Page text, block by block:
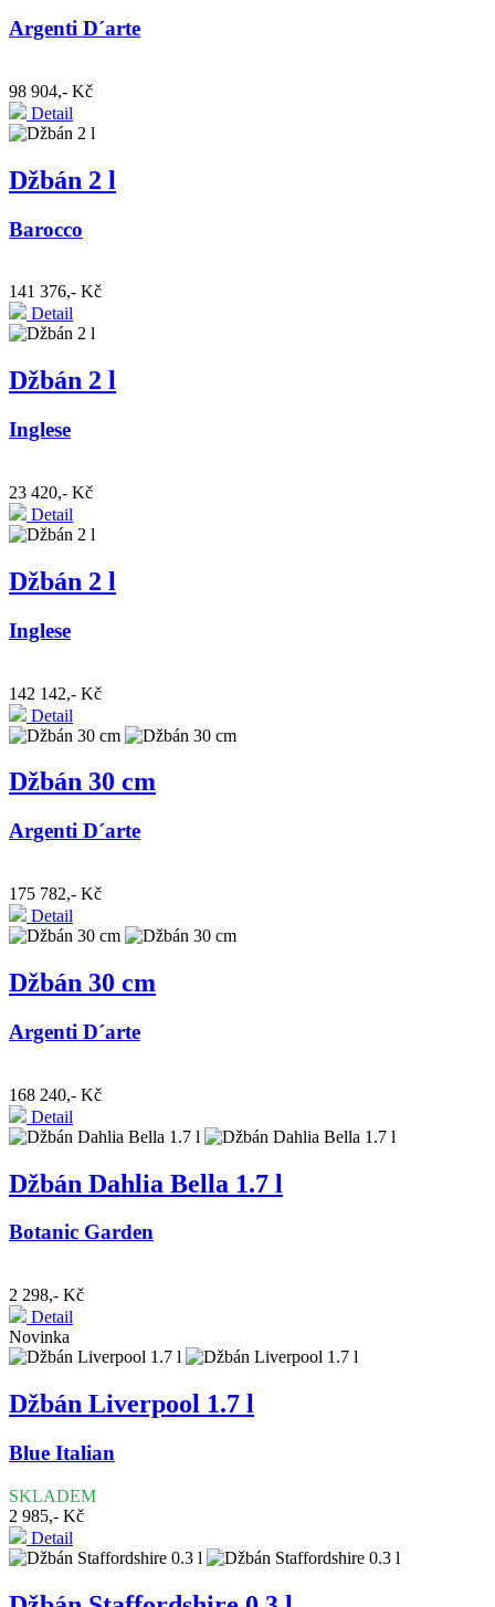
Argenti D´arte
98 904,- Kč
Detail
Džbán 2 l
Barocco
141 376,- Kč
Detail
Džbán 2 l
Inglese
23 420,- Kč
Detail
Džbán 2 l
Inglese
142 142,- Kč
Detail
Džbán 30 cm
Argenti D´arte
175 782,- Kč
Detail
Džbán 30 cm
Argenti D´arte
168 240,- Kč
Detail
Džbán Dahlia Bella 1.7 l
Botanic Garden
2 298,- Kč
Detail
Novinka
Džbán Liverpool 1.7 l
Blue Italian
SKLADEM
2 985,- Kč
Detail